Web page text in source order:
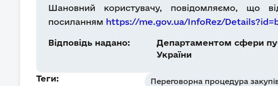
Шановний користувачу, повідомляємо, що
посиланням https://me.gov.ua/InfoRez/
Відповідь надано:
Департаментом сфери
України
Теги: Переговорна процедура